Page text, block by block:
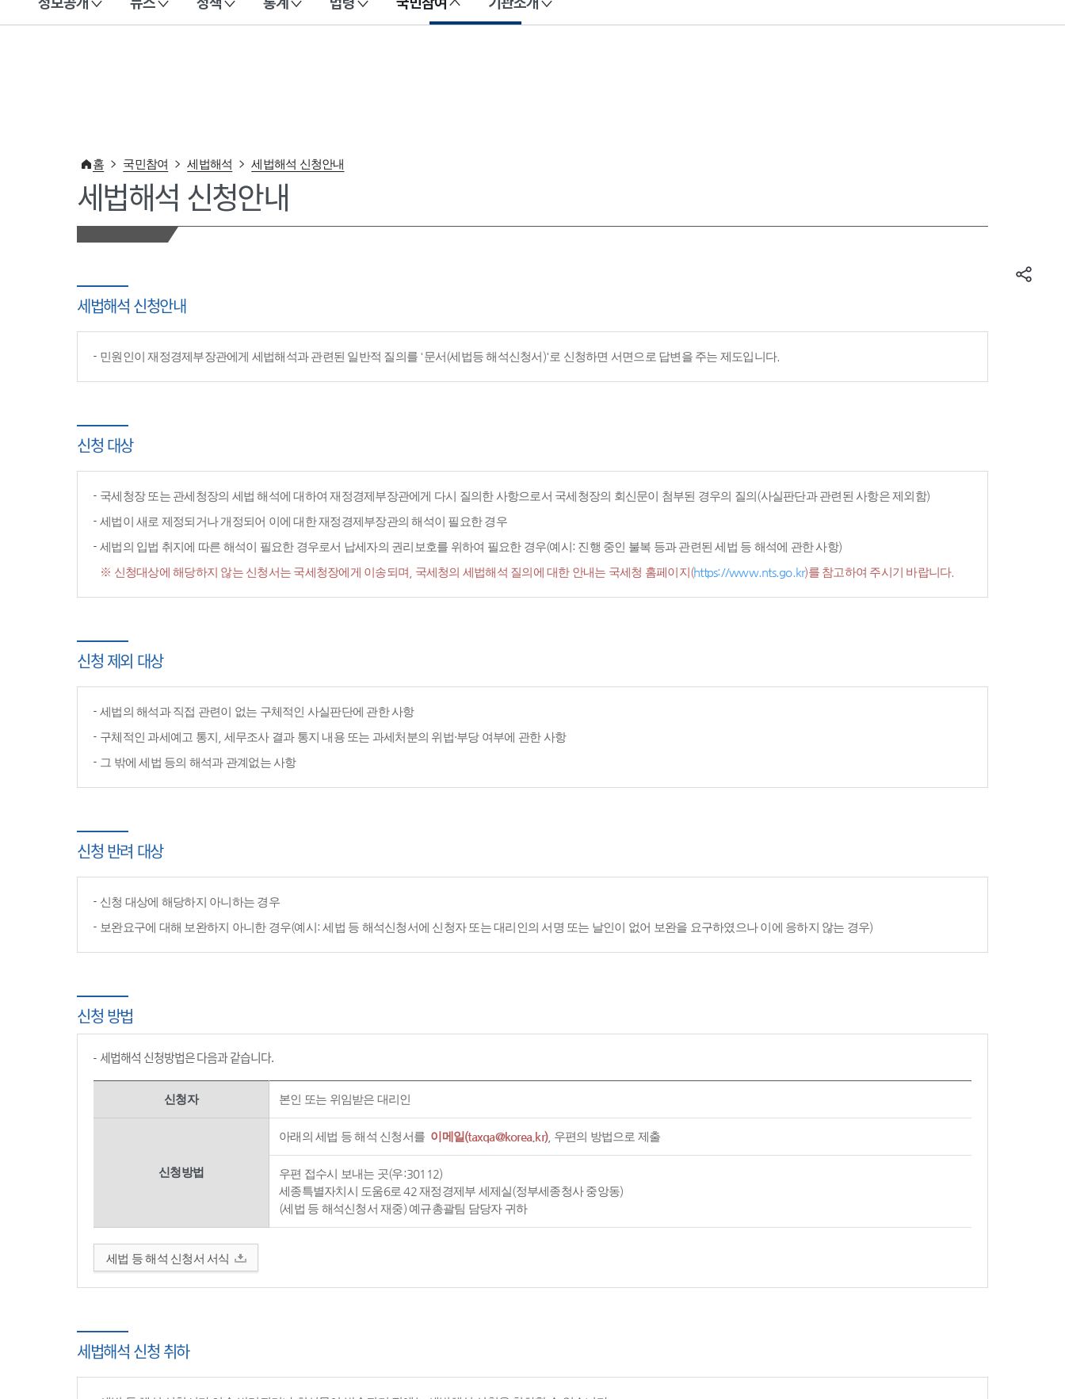
이 누리집은 대한민국 공식 전자정부 누리집입니다.
홈 국민참여 세법해석 세법해석 신청안내
세법해석 신청안내
세법해석 신청안내
민원인이 재정경제부장관에게 세법해석과 관련된 일반적 질의를 '문서(세법등 해석신청서)'로 신청하면 서면으로 답변을 주는 제도입니다.
신청 대상
국세청장 또는 관세청장의 세법 해석에 대하여 재정경제부장관에게 다시 질의한 사항으로서 국세청장의 회신문이 첨부된 경우의 질의(사실판단과 관련된 사항은 제외함)
세법이 새로 제정되거나 개정되어 이에 대한 재정경제부장관의 해석이 필요한 경우
세법의 입법 취지에 따른 해석이 필요한 경우로서 납세자의 권리보호를 위하여 필요한 경우(예시: 진행 중인 불복 등과 관련된 세법 등 해석에 관한 사항)
※ 신청대상에 해당하지 않는 신청서는 국세청장에게 이송되며, 국세청의 세법해석 질의에 대한 안내는 국세청 홈페이지(https://www.nts.go.kr)를 참고하여 주시기 바랍니다.
신청 제외 대상
세법의 해석과 직접 관련이 없는 구체적인 사실판단에 관한 사항
구체적인 과세예고 통지, 세무조사 결과 통지 내용 또는 과세처분의 위법·부당 여부에 관한 사항
그 밖에 세법 등의 해석과 관계없는 사항
신청 반려 대상
신청 대상에 해당하지 아니하는 경우
보완요구에 대해 보완하지 아니한 경우(예시: 세법 등 해석신청서에 신청자 또는 대리인의 서명 또는 날인이 없어 보완을 요구하였으나 이에 응하지 않는 경우)
신청 방법
세법해석 신청방법은 다음과 같습니다.
신청자 본인 또는 위임받은 대리인
신청방법
아래의 세법 등 해석 신청서를 이메일(taxqa@korea.kr), 우편의 방법으로 제출
우편 접수시 보내는 곳(우:30112)
세종특별자치시 도움6로 42 재정경제부 세제실(정부세종청사 중앙동)
(세법 등 해석신청서 재중) 예규총괄팀 담당자 귀하
세법 등 해석 신청서 서식
세법해석 신청 취하